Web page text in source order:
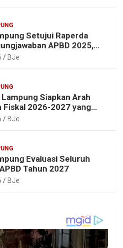
Setujui Raperda
APBD 2025,
Rekomendasi
BJe
Siapkan Arah
Fiskal 2026-2027 yang
Berkelanjutan
BJe
Evaluasi Seluruh
Tahun 2027
BJe